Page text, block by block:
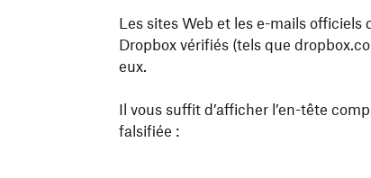
Les sites Web et les e-mails officiels
Dropbox vérifiés (tels que
eux.
Il vous suffit d’afficher l’en-tête
falsifiée :